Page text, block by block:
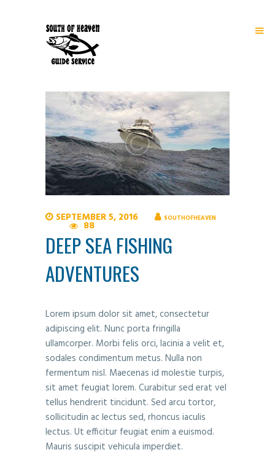
SEPTEMBER 5, 2016 SOUTHOFHEAVEN
88
DEEP SEA FISHING
ADVENTURES
Lorem ipsum dolor sit amet, consectetur
adipiscing elit. Nunc porta fringilla
ullamcorper. Morbi felis orci, lacinia a velit et,
sodales condimentum metus. Nulla non
fermentum nisl. Maecenas id molestie turpis,
sit amet feugiat lorem. Curabitur sed erat vel
tellus hendrerit tincidunt. Sed arcu tortor,
sollicitudin ac lectus sed, rhoncus iaculis
lectus. Ut efficitur feugiat enim a euismod.
Mauris suscipit vehicula imperdiet.